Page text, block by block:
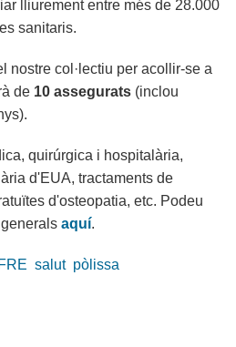
lliurement entre més de 28.000
sanitaris.
nostre col·lectiu per acollir-se a
de 10 assegurats (inclou
quirúrgica i hospitalària,
d'EUA, tractaments de
d'osteopatia, etc. Podeu
aquí.
salut pòlissa